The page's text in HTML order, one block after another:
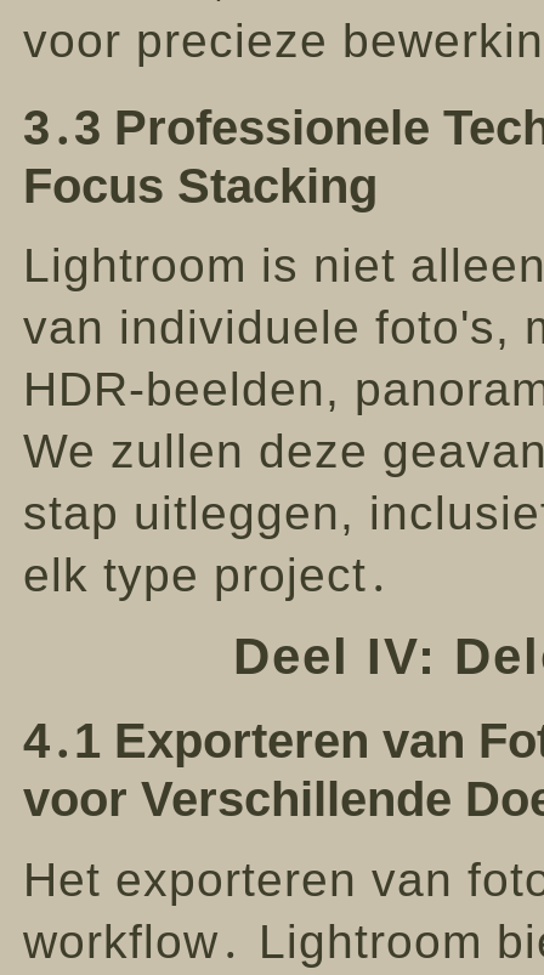
voor precieze
3․3 Professionele
Focus Stacking
Lightroom is niet
van individuele foto's,
HDR-beelden,
We zullen deze
stap uitleggen,
elk type project․
Deel IV:
4․1 Exporteren van
voor Verschillende
Het exporteren van
workflow․ Lightroom